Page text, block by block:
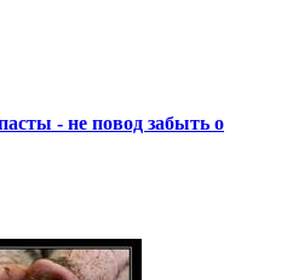
- не повод забыть о